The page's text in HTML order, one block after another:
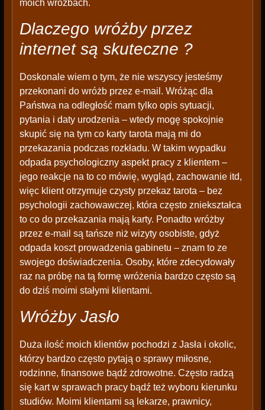
moich wróżbach.
Dlaczego wróżby przez
internet są skuteczne ?
Doskonale wiem o tym, że nie wszyscy jesteśmy
przekonani do wróżb przez e-mail. Wróżąc dla
Państwa na odległość mam tylko opis sytuacji,
pytania i daty urodzenia – wtedy mogę spokojnie
skupić się na tym co karty tarota mają mi do
przekazania podczas rozkładu. W takim wypadku
odpada psychologiczny aspekt pracy z klientem –
jego reakcje na to co mówię, wygląd, zachowanie itd,
więc klient otrzymuje czysty przekaz tarota – bez
psychologii zachowawczej, która często zniekształca
to co do przekazania mają karty. Ponadto wróżby
przez e-mail są tańsze niż wizyty osobiste, gdyż
odpada koszt prowadzenia gabinetu – znam to ze
swojego doświadczenia. Osoby, które zdecydowały
raz na próbę na tą formę wróżenia bardzo często są
do dziś moimi stałymi klientami.
Wróżby Jasło
Duża ilość moich klientów pochodzi z Jasła i okolic,
którzy bardzo często pytają o sprawy miłosne,
rodzinne, finansowe bądź zdrowotne. Często radzą
się kart w sprawach pracy bądź też wyboru kierunku
studiów. Moimi klientami są lekarze, prawnicy,